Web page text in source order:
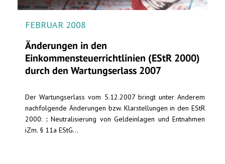
FEBRUAR 2008
Änderungen in den
Einkommensteuerrichtlinien (EStR 2000)
durch den Wartungserlass 2007
Der Wartungserlass vom 5.12.2007 bringt unter Anderem
nachfolgende Änderungen bzw. Klarstellungen in den EStR
2000: :: Neutralisierung von Geldeinlagen und Entnahmen
iZm. § 11a EStG...